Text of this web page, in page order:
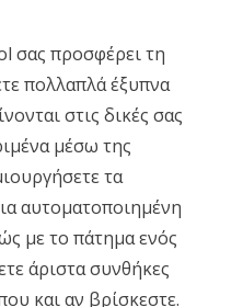
σας προσφέρει τη
πολλαπλά έξυπνα
στις δικές σας
μέσω της
τα
αυτοματοποιημένη
με το πάτημα ενός
άριστα συνθήκες
και αν βρίσκεστε.